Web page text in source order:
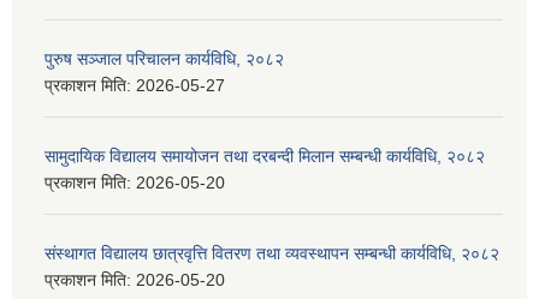
पुरुष सञ्जाल परिचालन कार्यविधि, २०८२
प्रकाशन मिति: 2026-05-27
सामुदायिक विद्यालय समायोजन तथा दरबन्दी मिलान सम्बन्धी कार्यविधि, २०८२
प्रकाशन मिति: 2026-05-20
संस्थागत विद्यालय छात्रवृत्ति वितरण तथा व्यवस्थापन सम्बन्धी कार्यविधि, २०८२
प्रकाशन मिति: 2026-05-20